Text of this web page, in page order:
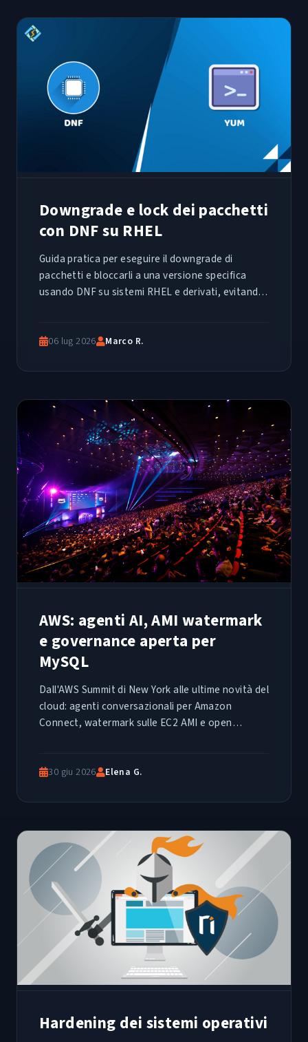
Downgrade e lock dei pacchetti
con DNF su RHEL
Guida pratica per eseguire il downgrade di
pacchetti e bloccarli a una versione specifica
usando DNF su sistemi RHEL e derivati, evitando
06 lug 2026 Marco R.
AWS: agenti AI, AMI watermark
e governance aperta per
MySQL
Dall'AWS Summit di New York alle ultime novità del
cloud: agenti conversazionali per Amazon
Connect, watermark sulle EC2 AMI e open
30 giu 2026 Elena G.
Hardening dei sistemi operativi